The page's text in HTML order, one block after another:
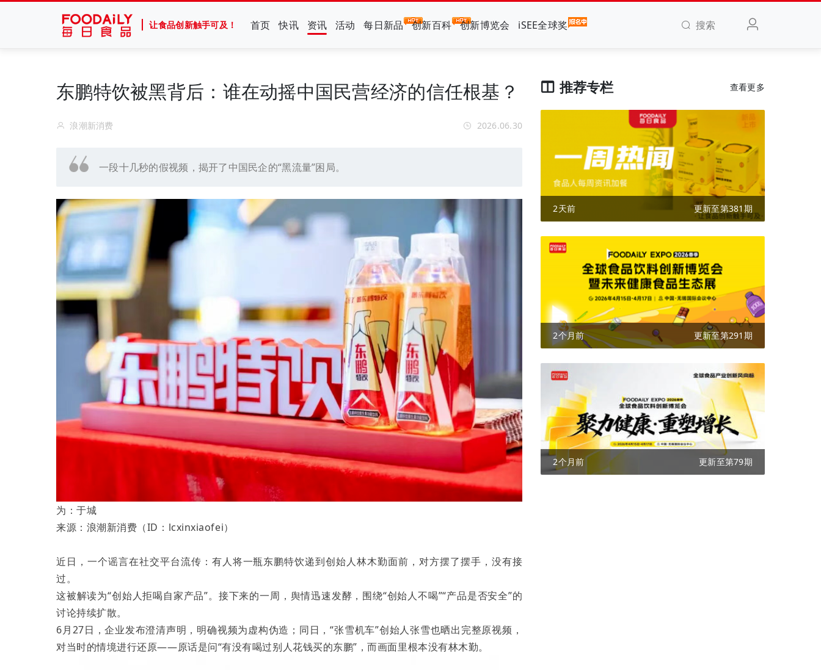
让食品创新触手可及！ 首页 快讯 资讯 活动 每日新品 创新百科 创新博览会 iSEE全球奖 搜索
东鹏特饮被黑背后：谁在动摇中国民营经济的信任根基？
浪潮新消费 2026.06.30
一段十几秒的假视频，揭开了中国民企的“黑流量”困局。
为：于城
来源：浪潮新消费（ID：lcxinxiaofei）
近日，一个谣言在社交平台流传：有人将一瓶东鹏特饮递到创始人林木勤面前，对方摆了摆手，没有接
过。
这被解读为“创始人拒喝自家产品”。接下来的一周，舆情迅速发酵，围绕“创始人不喝”“产品是否安全”的
讨论持续扩散。
6月27日，企业发布澄清声明，明确视频为虚构伪造；同日，“张雪机车”创始人张雪也晒出完整原视频，
对当时的情境进行还原——原话是问“有没有喝过别人花钱买的东鹏”，而画面里根本没有林木勤。
推荐专栏 查看更多
2天前 更新至第381期
2个月前 更新至第291期
2个月前 更新至第79期